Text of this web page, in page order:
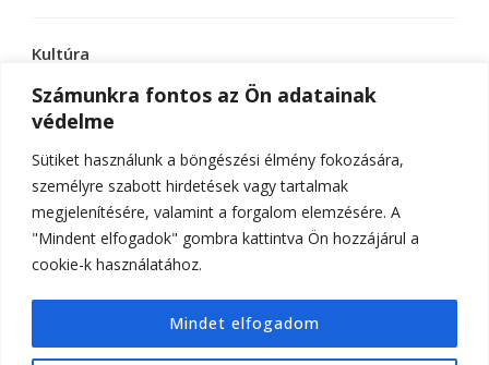
Számunkra fontos az Ön adatainak
védelme
Sütiket használunk a böngészési élmény fokozására,
személyre szabott hirdetések vagy tartalmak
megjelenítésére, valamint a forgalom elemzésére. A
"Mindent elfogadok" gombra kattintva Ön hozzájárul a
cookie-k használatához.
Mindet elfogadom
Kultúra
Sport
Tudomány
© Szerzői jog 2026ELTE Online
fenntartva.Hello Fashion | FejlesztetteBlossom